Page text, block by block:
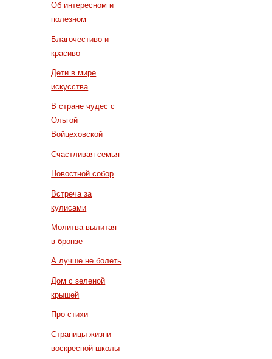
Об интересном и
полезном
Благочестиво и
красиво
Дети в мире
искусства
В стране чудес с
Ольгой
Войцеховской
Счастливая семья
Новостной собор
Встреча за
кулисами
Молитва вылитая
в бронзе
А лучше не болеть
Дом с зеленой
крышей
Про стихи
Страницы жизни
воскресной школы